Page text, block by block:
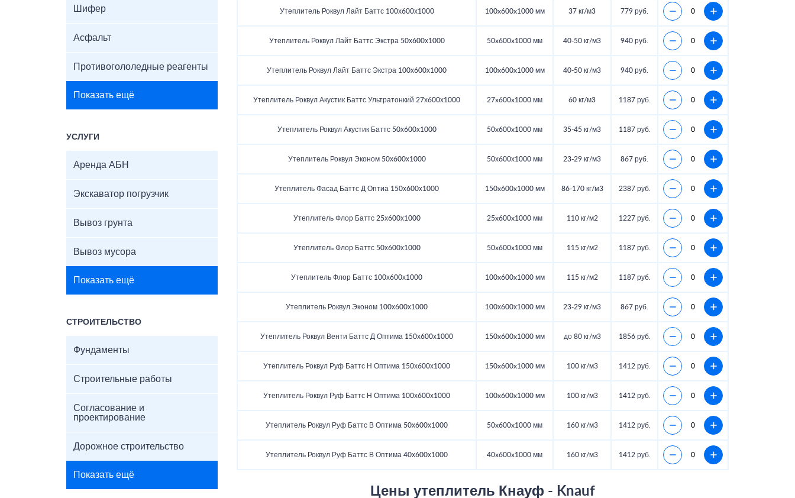
Шифер
Асфальт
Противогололедные реагенты
Показать ещё
УСЛУГИ
Аренда АБН
Экскаватор погрузчик
Вывоз грунта
Вывоз мусора
Показать ещё
СТРОИТЕЛЬСТВО
Фундаменты
Строительные работы
Согласование и
проектирование
Дорожное строительство
Показать ещё
Утеплитель Роквул Лайт Баттс 100х600х1000 100x600x1000 мм 37 кг/м3 779 руб.
Утеплитель Роквул Лайт Баттс Экстра 50х600х1000 50x600x1000 мм 40-50 кг/м3 940 руб.
Утеплитель Роквул Лайт Баттс Экстра 100х600х1000 100x600x1000 мм 40-50 кг/м3 940 руб.
Утеплитель Роквул Акустик Баттс Ультратонкий 27х600х1000 27x600x1000 мм 60 кг/м3 1187 руб.
Утеплитель Роквул Акустик Баттс 50х600х1000 50x600x1000 мм 35-45 кг/м3 1187 руб.
Утеплитель Роквул Эконом 50х600х1000 50х600х1000 мм 23-29 кг/м3 867 руб.
Утеплитель Фасад Баттс Д Оптиа 150х600х1000 150x600x1000 мм 86-170 кг/м3 2387 руб.
Утеплитель Флор Баттс 25х600х1000 25x600x1000 мм 110 кг/м2 1227 руб.
Утеплитель Флор Баттс 50х600х1000 50x600x1000 мм 115 кг/м2 1187 руб.
Утеплитель Флор Баттс 100х600х1000 100x600x1000 мм 115 кг/м2 1187 руб.
Утеплитель Роквул Эконом 100х600х1000 100х600х1000 мм 23-29 кг/м3 867 руб.
Утеплитель Роквул Венти Баттс Д Оптима 150х600х1000 150x600x1000 мм до 80 кг/м3 1856 руб.
Утеплитель Роквул Руф Баттс Н Оптима 150х600х1000 150x600x1000 мм 100 кг/м3 1412 руб.
Утеплитель Роквул Руф Баттс Н Оптима 100х600х1000 100x600x1000 мм 100 кг/м3 1412 руб.
Утеплитель Роквул Руф Баттс В Оптима 50х600х1000 50x600x1000 мм 160 кг/м3 1412 руб.
Утеплитель Роквул Руф Баттс В Оптима 40х600х1000 40x600x1000 мм 160 кг/м3 1412 руб.
Цены утеплитель Кнауф - Knauf